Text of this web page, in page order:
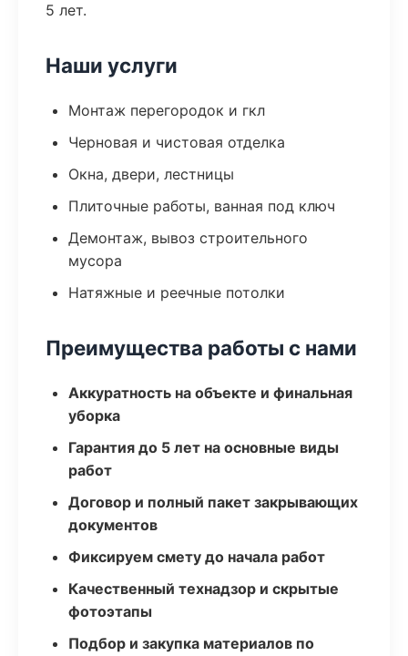
5 лет.
Наши услуги
Монтаж перегородок и гкл
Черновая и чистовая отделка
Окна, двери, лестницы
Плиточные работы, ванная под ключ
Демонтаж, вывоз строительного
мусора
Натяжные и реечные потолки
Преимущества работы с нами
Аккуратность на объекте и финальная
уборка
Гарантия до 5 лет на основные виды
работ
Договор и полный пакет закрывающих
документов
Фиксируем смету до начала работ
Качественный технадзор и скрытые
фотоэтапы
Подбор и закупка материалов по